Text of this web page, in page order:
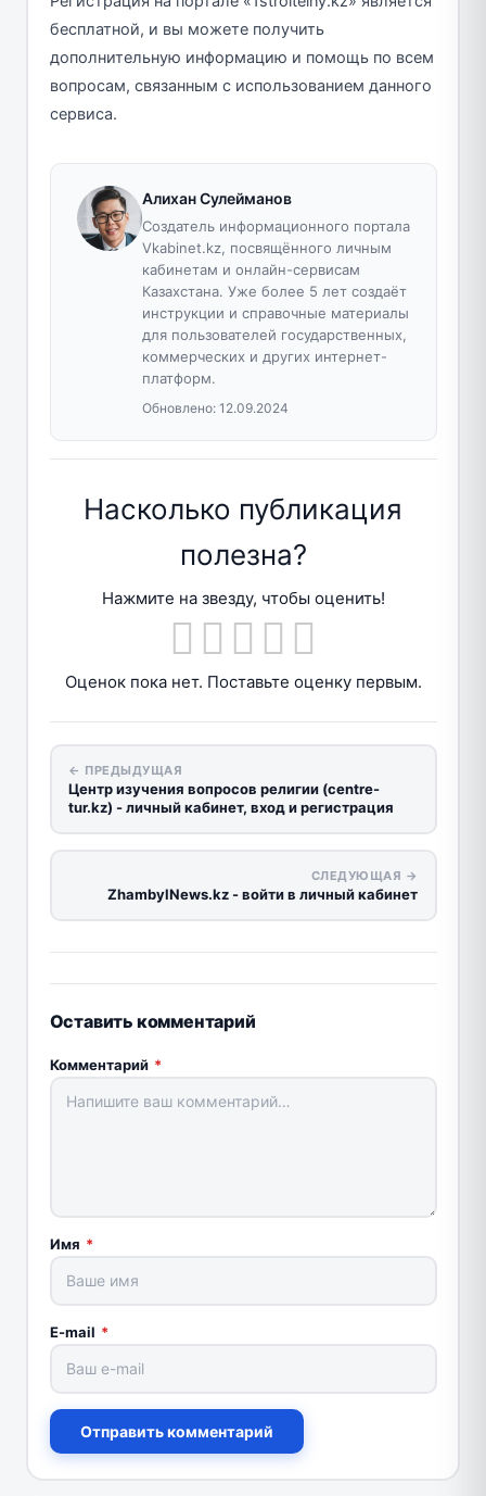
бесплатной, и вы можете получить
дополнительную информацию и помощь по всем
вопросам, связанным с использованием данного
сервиса.
Алихан Сулейманов
Создатель информационного портала
Vkabinet.kz, посвящённого личным
кабинетам и онлайн-сервисам
Казахстана. Уже более 5 лет создаёт
инструкции и справочные материалы
для пользователей государственных,
коммерческих и других интернет-
платформ.
Обновлено: 12.09.2024
Насколько публикация
полезна?
Нажмите на звезду, чтобы оценить!
Оценок пока нет. Поставьте оценку первым.
← ПРЕДЫДУЩАЯ
Центр изучения вопросов религии (centre-
tur.kz) - личный кабинет, вход и регистрация
СЛЕДУЮЩАЯ →
ZhambylNews.kz - войти в личный кабинет
Оставить комментарий
Комментарий *
Имя *
E-mail *
Отправить комментарий